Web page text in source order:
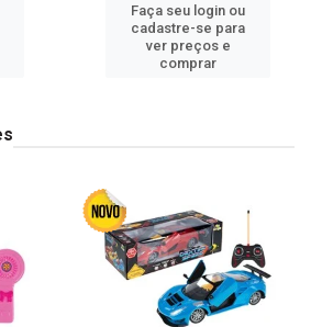
Faça seu login ou
cadastre-se para
ver preços e
comprar